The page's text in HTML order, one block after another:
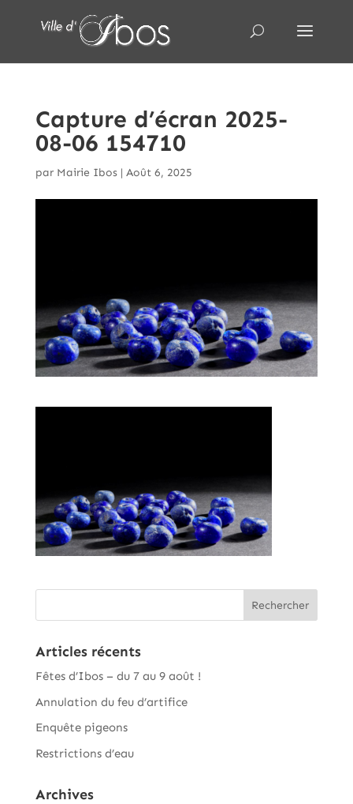
Capture d’écran 2025-
08-06 154710
par Mairie Ibos| Août 6, 2025
Articles récents
Fêtes d’Ibos – du 7 au 9 août !
Annulation du feu d’artifice
Enquête pigeons
Restrictions d’eau
Archives